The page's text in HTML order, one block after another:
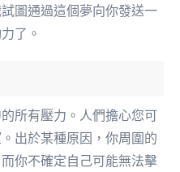
圖通過這個夢向你發送一
了。
所有壓力。人們擔心您可
出於某種原因，你周圍的
你不確定自己可能無法擊